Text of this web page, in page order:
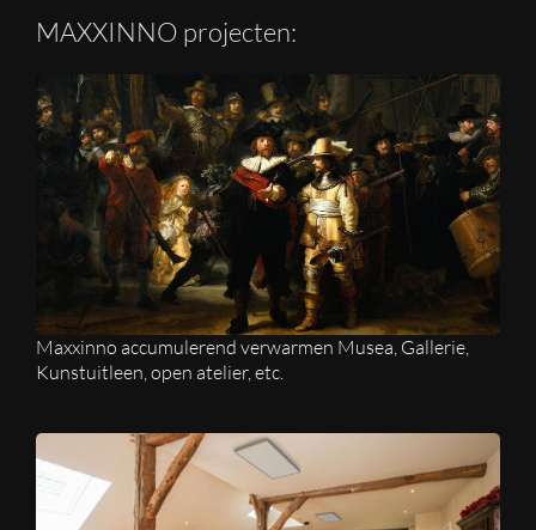
MAXXINNO projecten:
Maxxinno accumulerend verwarmen Musea, Gallerie,
Kunstuitleen, open atelier, etc.